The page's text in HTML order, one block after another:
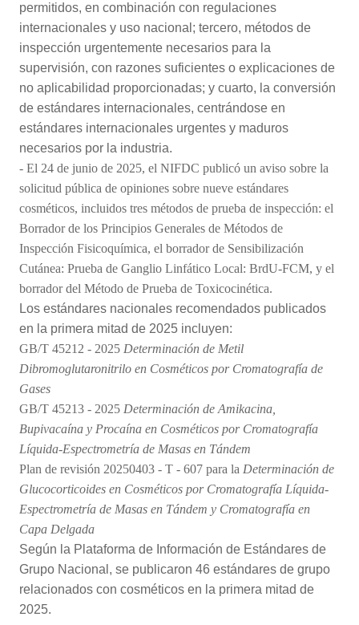
permitidos, en combinación con regulaciones
internacionales y uso nacional; tercero, métodos de
inspección urgentemente necesarios para la
supervisión, con razones suficientes o explicaciones de
no aplicabilidad proporcionadas; y cuarto, la conversión
de estándares internacionales, centrándose en
estándares internacionales urgentes y maduros
necesarios por la industria.
- El 24 de junio de 2025, el NIFDC publicó un aviso sobre la
solicitud pública de opiniones sobre nueve estándares
cosméticos, incluidos tres métodos de prueba de inspección: el
Borrador de los Principios Generales de Métodos de
Inspección Fisicoquímica, el borrador de Sensibilización
Cutánea: Prueba de Ganglio Linfático Local: BrdU-FCM, y el
borrador del Método de Prueba de Toxicocinética.
Los estándares nacionales recomendados publicados
en la primera mitad de 2025 incluyen:
GB/T 45212 - 2025 Determinación de Metil
Dibromoglutaronitrilo en Cosméticos por Cromatografía de
Gases
GB/T 45213 - 2025 Determinación de Amikacina,
Bupivacaína y Procaína en Cosméticos por Cromatografía
Líquida-Espectrometría de Masas en Tándem
Plan de revisión 20250403 - T - 607 para la Determinación de
Glucocorticoides en Cosméticos por Cromatografía Líquida-
Espectrometría de Masas en Tándem y Cromatografía en
Capa Delgada
Según la Plataforma de Información de Estándares de
Grupo Nacional, se publicaron 46 estándares de grupo
relacionados con cosméticos en la primera mitad de
2025.